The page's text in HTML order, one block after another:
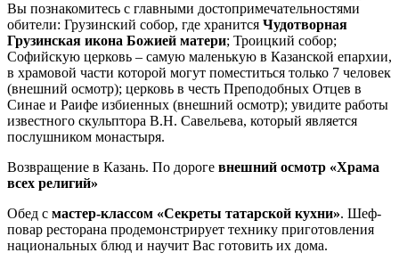
Вы познакомитесь с главными достопримечательностями
обители: Грузинский собор, где хранится Чудотворная
Грузинская икона Божией матери; Троицкий собор;
Софийскую церковь – самую маленькую в Казанской епархии,
в храмовой части которой могут поместиться только 7 человек
(внешний осмотр); церковь в честь Преподобных Отцев в
Синае и Раифе избиенных (внешний осмотр); увидите работы
известного скульптора В.Н. Савельева, который является
послушником монастыря.
Возвращение в Казань. По дороге внешний осмотр «Храма
всех религий»
Обед с мастер-классом «Секреты татарской кухни». Шеф-
повар ресторана продемонстрирует технику приготовления
национальных блюд и научит Вас готовить их дома.